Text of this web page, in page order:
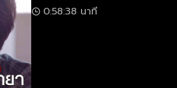
0:58:38 นาที